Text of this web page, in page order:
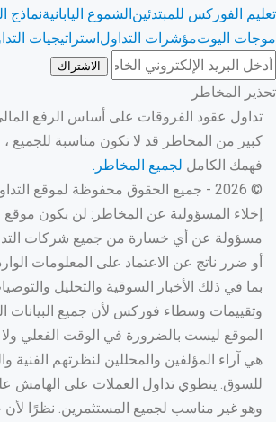
تعليم الفوركس للمبتدئين الشموع اليابانيةنماذج
موجات اليوتمؤشرات التداول استراتيجيات
الاشتراك
تحذير المخاطر
تداول عقود الفروقات على أساس الرفع
كبير من المخاطر قد لا تكون مناسبة للجميع ،
فهمك الكامل لجميع المخاطر.
© 2026 - جميع الحقوق محفوظة لموقع التداول بسهولة.
إخلاء المسؤولية عن المخاطر: لن يكون موقع
مسؤولة عن أي خسارة من جميع شركات
أو ضرر ناتج عن الاعتماد على المعلومات
بما في ذلك الأخبار السوقية والتحليل
وتقييمات وسطاء فوركس لأن جميع البيانات
الموقع ليست بالضرورة في الوقت الفعلي ولا
هي آراء المؤلفين والمحللين لنظرتهم الفنية
للسوق. ينطوي تداول العملات على الهامش
وهو غير مناسب لجميع المستثمرين. نظرًا لأن